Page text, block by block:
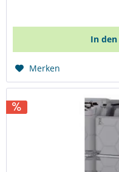
In den
Merken